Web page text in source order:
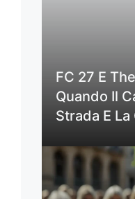
FC 27 E
Quando Il
Strada E